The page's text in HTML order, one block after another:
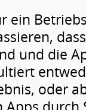
ein
und die
oder